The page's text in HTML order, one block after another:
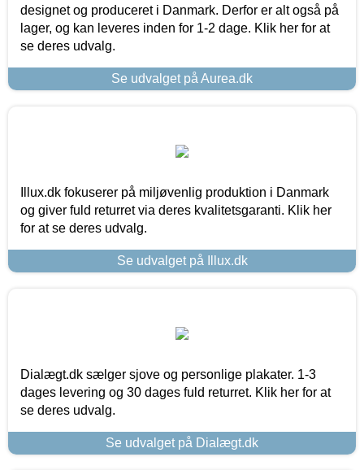
designet og produceret i Danmark. Derfor er alt også på
lager, og kan leveres inden for 1-2 dage. Klik her for at
se deres udvalg.
Se udvalget på Aurea.dk
Illux.dk fokuserer på miljøvenlig produktion i Danmark
og giver fuld returret via deres kvalitetsgaranti. Klik her
for at se deres udvalg.
Se udvalget på Illux.dk
Dialægt.dk sælger sjove og personlige plakater. 1-3
dages levering og 30 dages fuld returret. Klik her for at
se deres udvalg.
Se udvalget på Dialægt.dk